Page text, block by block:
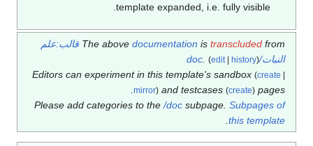
template expanded, i.e. fully
The abovedocumentationistranscluded
قالب:علم
.(edit|history
Editors can experiment in this template's sandbox
mirror)and testcases(create
Please add categories to the/doc subpage.
this
.